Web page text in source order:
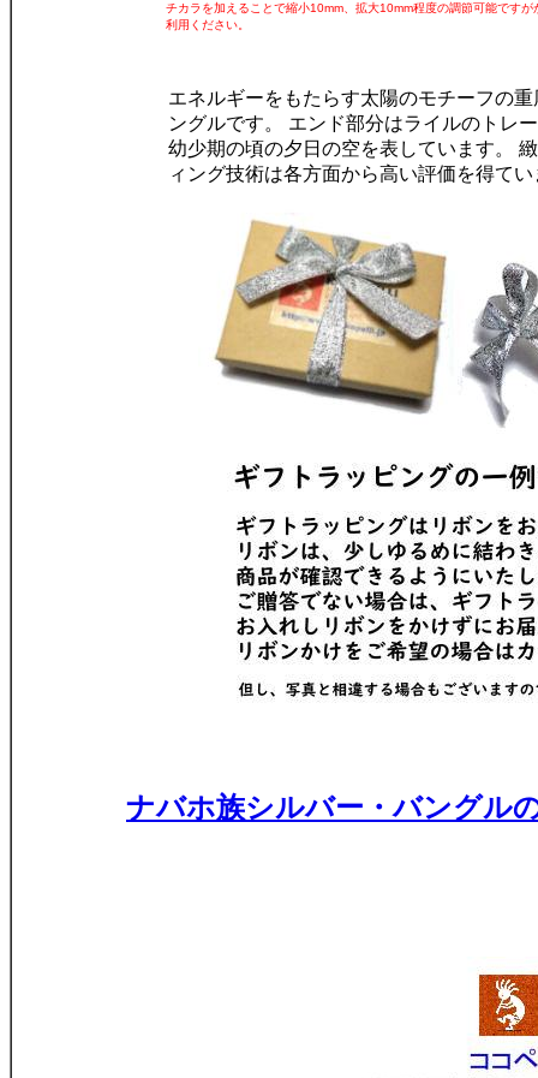
チカラを加えることで縮小10mm、拡大10mm程度の調節可能です
利用ください。
エネルギーをもたらす太陽のモチーフの
ングルです。 エンド部分はライルのトレ
幼少期の頃の夕日の空を表しています。
ィング技術は各方面から高い評価を得てい
ナバホ族シルバー・バングル